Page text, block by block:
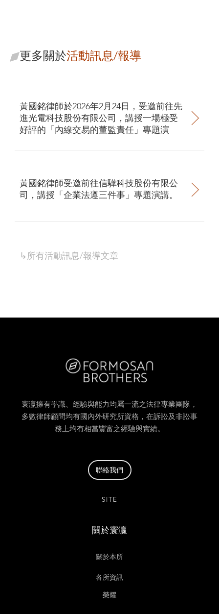
更多關於活動訊息/報導
黃國銘律師於2026年2月24日，受邀前往先
進光電科技股份有限公司，講授一場極受
好評的「內線交易的董監責任」專題演
黃國銘律師受邀前往信驊科技股份有限公
司，講授「企業法遵三件事」專題演講。
↳所有活動訊息/報導文章
寰瀛擁有學識、經驗與能力均屬一流之法律專業團隊，
多數律師顧問均有國內外研究所資格，在訴訟及非訟事
務上均有相當豐富之經驗與實績。
聯絡我們
SITE
關於寰瀛
關於本所
各所資訊
榮耀